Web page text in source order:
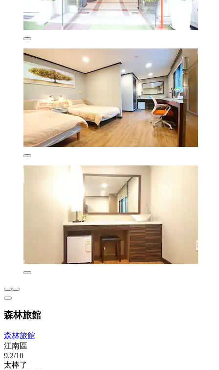
森林旅館
森林旅館
江南區
9.2/10
太棒了